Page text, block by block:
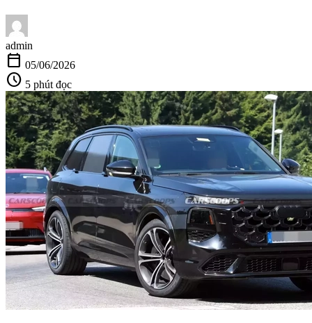
admin
calendar_today 05/06/2026
schedule 5 phút đọc